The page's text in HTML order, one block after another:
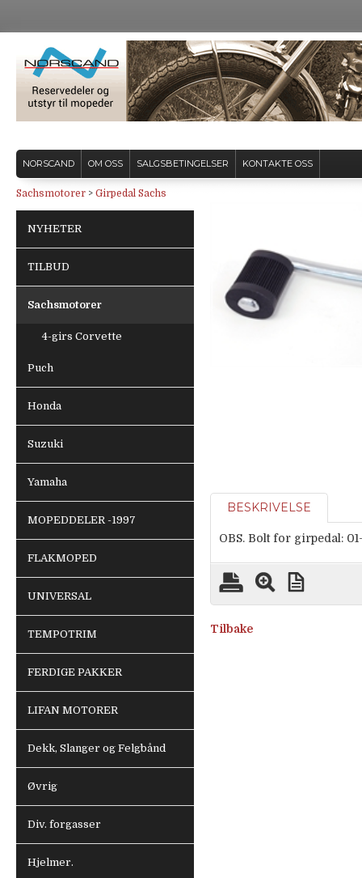
NORSCAND OM OSS SALGSBETINGELSER KONTAKTE OSS
Sachsmotorer > Girpedal Sachs
NYHETER
TILBUD
Sachsmotorer
4-girs Corvette
Puch
Honda
Suzuki
Yamaha
MOPEDDELER -1997
FLAKMOPED
UNIVERSAL
TEMPOTRIM
FERDIGE PAKKER
LIFAN MOTORER
Dekk, Slanger og Felgbånd
Øvrig
Div. forgasser
Hjelmer.
BESKRIVELSE
OBS. Bolt for girpedal:
Tilbake